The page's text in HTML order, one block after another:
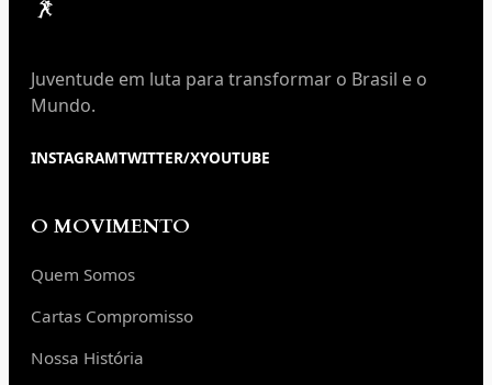
Juventude em luta para transformar o Brasil e o
Mundo.
INSTAGRAMTWITTER/XYOUTUBE
O MOVIMENTO
Quem Somos
Cartas Compromisso
Nossa História